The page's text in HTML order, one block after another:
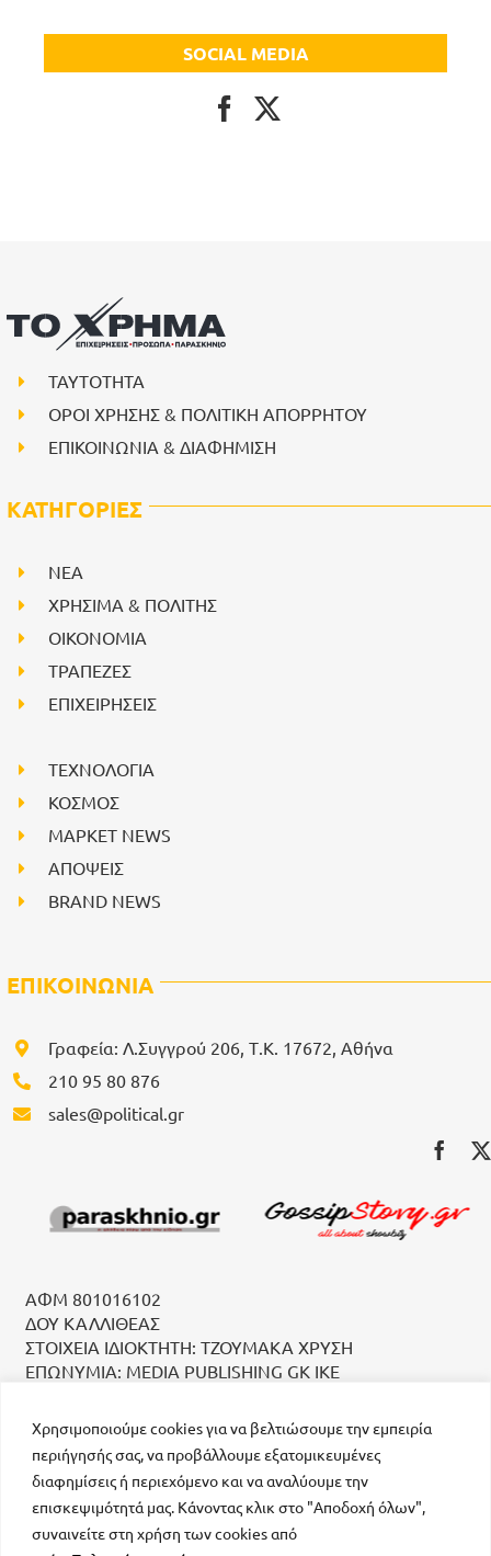
Χρησιμοποιούμε cookies για να βελτιώσουμε την εμπειρία
περιήγησής σας, να προβάλλουμε εξατομικευμένες
διαφημίσεις ή περιεχόμενο και να αναλύουμε την
επισκεψιμότητά μας. Κάνοντας κλικ στο "Αποδοχή όλων",
συναινείτε στη χρήση των cookies από
SOCIAL MEDIA
ΤΑΥΤΟΤΗΤΑ
ΟΡΟΙ ΧΡΗΣΗΣ & ΠΟΛΙΤΙΚΗ ΑΠΟΡΡΗΤΟΥ
ΕΠΙΚΟΙΝΩΝΙΑ & ΔΙΑΦΗΜΙΣΗ
ΚΑΤΗΓΟΡΙΕΣ
NEA
ΧΡΗΣΙΜΑ & ΠΟΛΙΤΗΣ
ΟΙΚΟΝΟΜΙΑ
ΤΡΑΠΕΖΕΣ
ΕΠΙΧΕΙΡΗΣΕΙΣ
ΤΕΧΝΟΛΟΓΙΑ
ΚΟΣΜΟΣ
ΜΑΡΚΕΤ NEWS
ΑΠΟΨΕΙΣ
BRAND NEWS
ΕΠΙΚΟΙΝΩΝΙΑ
Γραφεία: Λ.Συγγρού 206, Τ.Κ. 17672, Αθήνα
210 95 80 876
sales@political.gr
ΑΦΜ 801016102
ΔΟΥ ΚΑΛΛΙΘΕΑΣ
ΣΤΟΙΧΕΙΑ ΙΔΙΟΚΤΗΤΗ: ΤΖΟΥΜΑΚΑ ΧΡΥΣΗ
ΕΠΩΝΥΜΙΑ: MEDIA PUBLISHING GK IKE